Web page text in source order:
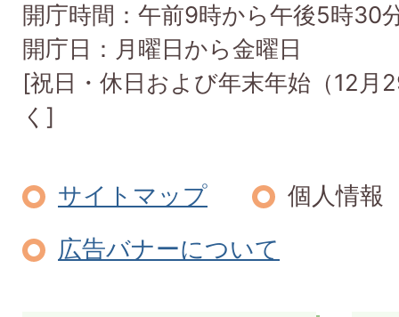
開庁時間：午前9時から午後5時30
開庁日：月曜日から金曜日
[祝日・休日および年末年始（12月
く]
サイトマップ
個人情報
広告バナーについて